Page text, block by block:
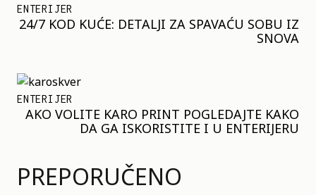
ENTERIJER
24/7 KOD KUĆE: DETALJI ZA SPAVAĆU SOBU IZ
SNOVA
ENTERIJER
AKO VOLITE KARO PRINT POGLEDAJTE KAKO
DA GA ISKORISTITE I U ENTERIJERU
PREPORUČENO